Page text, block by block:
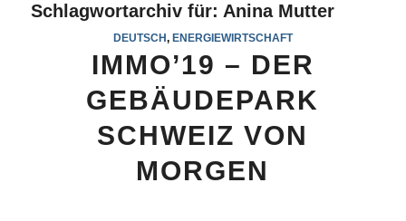
Schlagwortarchiv für: Anina Mutter
DEUTSCH, ENERGIEWIRTSCHAFT
IMMO’19 – DER
GEBÄUDEPARK
SCHWEIZ VON
MORGEN